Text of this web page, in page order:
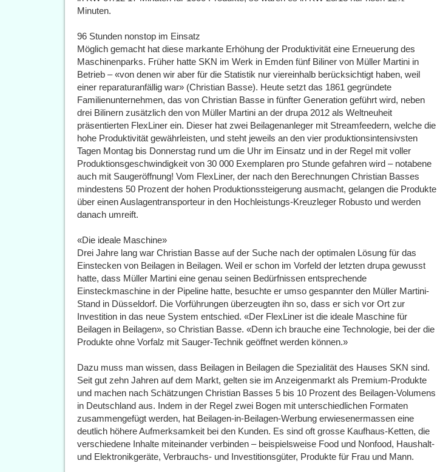
Minuten.
96 Stunden nonstop im Einsatz
Möglich gemacht hat diese markante Erhöhung der Produktivität eine Erneuerung des
Maschinenparks. Früher hatte SKN im Werk in Emden fünf Biliner von Müller Martini in
Betrieb – «von denen wir aber für die Statistik nur viereinhalb berücksichtigt haben, weil
einer reparaturanfällig war» (Christian Basse). Heute setzt das 1861 gegründete
Familienunternehmen, das von Christian Basse in fünfter Generation geführt wird, neben
drei Bilinern zusätzlich den von Müller Martini an der drupa 2012 als Weltneuheit
präsentierten FlexLiner ein. Dieser hat zwei Beilagenanleger mit Streamfeedern, welche die
hohe Produktivität gewährleisten, und steht jeweils an den vier produktionsintensivsten
Tagen Montag bis Donnerstag rund um die Uhr im Einsatz und in der Regel mit voller
Produktionsgeschwindigkeit von 30 000 Exemplaren pro Stunde gefahren wird – notabene
auch mit Saugeröffnung! Vom FlexLiner, der nach den Berechnungen Christian Basses
mindestens 50 Prozent der hohen Produktionssteigerung ausmacht, gelangen die Produkte
über einen Auslagentransporteur in den Hochleistungs-Kreuzleger Robusto und werden
danach umreift.
«Die ideale Maschine»
Drei Jahre lang war Christian Basse auf der Suche nach der optimalen Lösung für das
Einstecken von Beilagen in Beilagen. Weil er schon im Vorfeld der letzten drupa gewusst
hatte, dass Müller Martini eine genau seinen Bedürfnissen entsprechende
Einsteckmaschine in der Pipeline hatte, besuchte er umso gespannter den Müller Martini-
Stand in Düsseldorf. Die Vorführungen überzeugten ihn so, dass er sich vor Ort zur
Investition in das neue System entschied. «Der FlexLiner ist die ideale Maschine für
Beilagen in Beilagen», so Christian Basse. «Denn ich brauche eine Technologie, bei der die
Produkte ohne Vorfalz mit Sauger-Technik geöffnet werden können.»
Dazu muss man wissen, dass Beilagen in Beilagen die Spezialität des Hauses SKN sind.
Seit gut zehn Jahren auf dem Markt, gelten sie im Anzeigenmarkt als Premium-Produkte
und machen nach Schätzungen Christian Basses 5 bis 10 Prozent des Beilagen-Volumens
in Deutschland aus. Indem in der Regel zwei Bogen mit unterschiedlichen Formaten
zusammengefügt werden, hat Beilagen-in-Beilagen-Werbung erwiesenermassen eine
deutlich höhere Aufmerksamkeit bei den Kunden. Es sind oft grosse Kaufhaus-Ketten, die
verschiedene Inhalte miteinander verbinden – beispielsweise Food und Nonfood, Haushalt-
und Elektronikgeräte, Verbrauchs- und Investitionsgüter, Produkte für Frau und Mann.